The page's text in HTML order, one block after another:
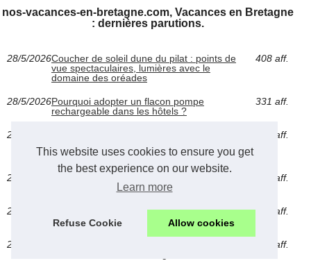
This website uses cookies to ensure you get
the best experience on our website.
Learn more
Refuse Cookie Allow cookies
nos-vacances-en-bretagne.com, Vacances en Bretagne
: dernières parutions.
28/5/2026Coucher de soleil dune du pilat : points de
vue spectaculaires, lumières avec le
domaine des oréades
408 aff.
28/5/2026Pourquoi adopter un flacon pompe
rechargeable dans les hôtels ?
331 aff.
23/4/2026
verdon
513 aff.
20/4/2026
Réussir ta location de chalet en dordogne
407 aff.
20/4/2026
Cliquez ici pour découvrir nos offres en bord
de méditerranée
444 aff.
20/4/2026 378 aff.